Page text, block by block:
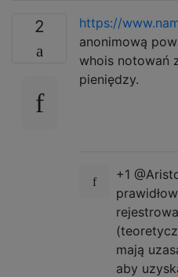
2 https://
anonimową
whois notowań
pieniędzy.
+1
mają
aby